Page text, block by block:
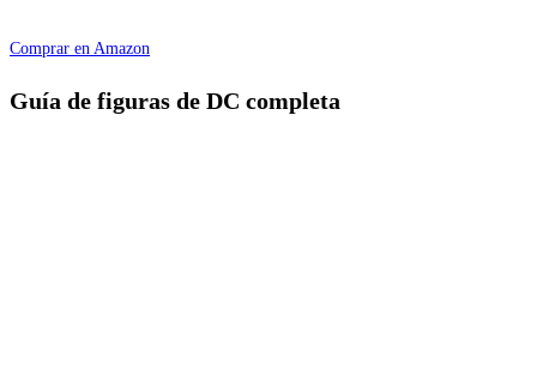
Comprar en Amazon
Guía de figuras de DC completa